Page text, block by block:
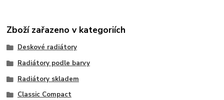
Zboží zařazeno v kategoriích
Deskové radiátory
Radiátory podle barvy
Radiátory skladem
Classic Compact